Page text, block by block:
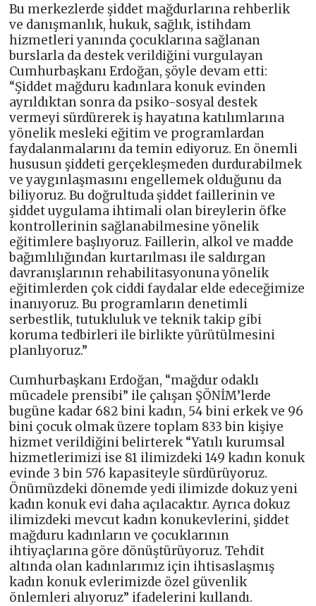
Bu merkezlerde şiddet mağdurlarına rehberlik
ve danışmanlık, hukuk, sağlık, istihdam
hizmetleri yanında çocuklarına sağlanan
burslarla da destek verildiğini vurgulayan
Cumhurbaşkanı Erdoğan, şöyle devam etti:
“Şiddet mağduru kadınlara konuk evinden
ayrıldıktan sonra da psiko-sosyal destek
vermeyi sürdürerek iş hayatına katılımlarına
yönelik mesleki eğitim ve programlardan
faydalanmalarını da temin ediyoruz. En önemli
hususun şiddeti gerçekleşmeden durdurabilmek
ve yaygınlaşmasını engellemek olduğunu da
biliyoruz. Bu doğrultuda şiddet faillerinin ve
şiddet uygulama ihtimali olan bireylerin öfke
kontrollerinin sağlanabilmesine yönelik
eğitimlere başlıyoruz. Faillerin, alkol ve madde
bağımlılığından kurtarılması ile saldırgan
davranışlarının rehabilitasyonuna yönelik
eğitimlerden çok ciddi faydalar elde edeceğimize
inanıyoruz. Bu programların denetimli
serbestlik, tutukluluk ve teknik takip gibi
koruma tedbirleri ile birlikte yürütülmesini
planlıyoruz.”
Cumhurbaşkanı Erdoğan, “mağdur odaklı
mücadele prensibi” ile çalışan ŞÖNİM’lerde
bugüne kadar 682 bini kadın, 54 bini erkek ve 96
bini çocuk olmak üzere toplam 833 bin kişiye
hizmet verildiğini belirterek “Yatılı kurumsal
hizmetlerimizi ise 81 ilimizdeki 149 kadın konuk
evinde 3 bin 576 kapasiteyle sürdürüyoruz.
Önümüzdeki dönemde yedi ilimizde dokuz yeni
kadın konuk evi daha açılacaktır. Ayrıca dokuz
ilimizdeki mevcut kadın konukevlerini, şiddet
mağduru kadınların ve çocuklarının
ihtiyaçlarına göre dönüştürüyoruz. Tehdit
altında olan kadınlarımız için ihtisaslaşmış
kadın konuk evlerimizde özel güvenlik
önlemleri alıyoruz” ifadelerini kullandı.